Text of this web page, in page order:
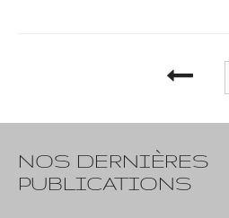
NOS DERNIÈRES
PUBLICATIONS